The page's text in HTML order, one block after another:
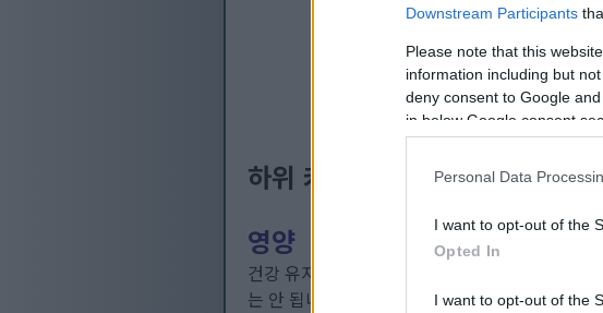
Downstream Participants
Please note that this
information including but
deny consent to Google
in below Google consent
Personal Data
I want to opt-out of the
Opted In
I want to opt-out of the
하위 카테고리
영양
건강 유지의 영양학적 측면에 대한 게시물은 정
는 안 됩니다. 우려되는 점이 있으면 항상 의사나